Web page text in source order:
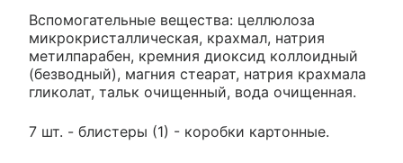
Вспомогательные вещества: целлюлоза
микрокристаллическая, крахмал, натрия
метилпарабен, кремния диоксид коллоидный
(безводный), магния стеарат, натрия крахмала
гликолат, тальк очищенный, вода очищенная.
7 шт. - блистеры (1) - коробки картонные.